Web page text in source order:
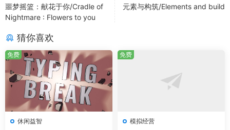
优化人力配置以应对度假客流高峰。每位员工都具备独特的
特质组合, 这些特质将影响其工作表现。培养并打造更高效
的专业团队! 调度库存与清洁承包商管理后勤保障,确保食材
供应充足,维持酒店整洁。
噩梦摇篮：献花于你/Cradle of
Nightmare : Flowers to you
元素与构筑/Elements and build
猜你喜欢
休闲益智
免费
模拟经营
免费